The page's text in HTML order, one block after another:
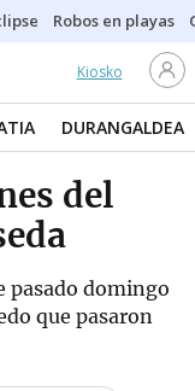
Robos en playas
Kiosko
DURANGALDEA
del
pasado domingo
que pasaron